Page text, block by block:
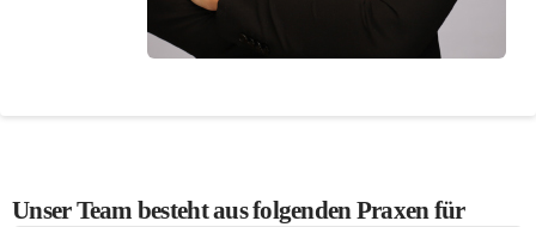
Unser Team besteht aus folgenden Praxen für